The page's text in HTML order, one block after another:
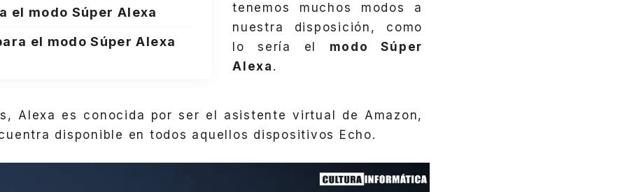
el modo Súper Alexa
el modo Súper Alexa
tenemos muchos modos a
nuestra disposición, como
lo sería el modo Súper
Alexa .
Alexa es conocida por ser el asistente virtual de Amazon,
disponible en todos aquellos dispositivos Echo.